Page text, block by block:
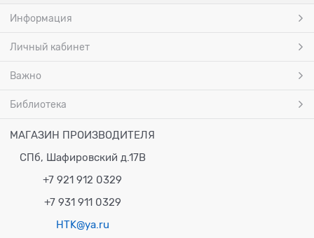
Информация
Личный кабинет
Важно
Библиотека
МАГАЗИН ПРОИЗВОДИТЕЛЯ
СПб, Шафировский д.17В
+7 921 912 0329
+7 931 911 0329
HTK@ya.ru